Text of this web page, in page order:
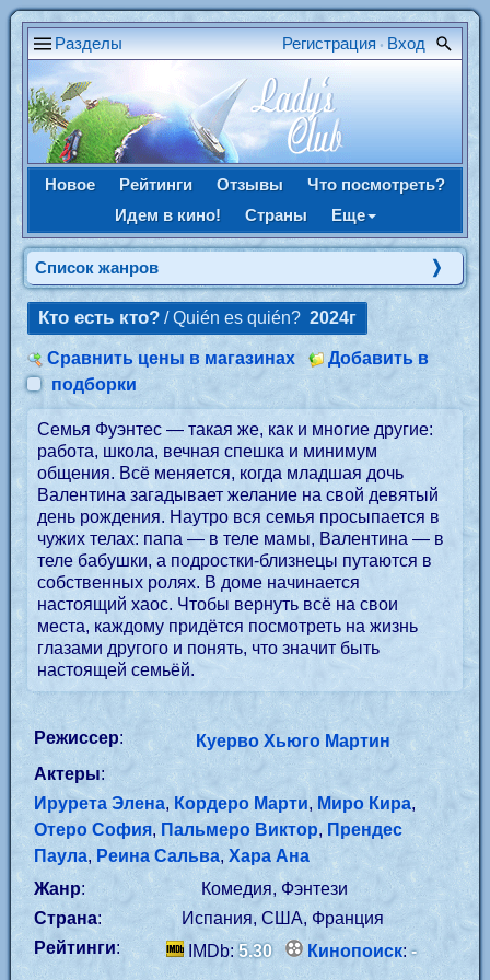
Разделы Регистрация • Вход
Новое Рейтинги Отзывы
Что посмотреть?
Идем в кино!
Страны Еще
Список жанров
Кто есть кто? / Quién es quién? 2024г
Сравнить цены в магазинах
Добавить в
подборки
Семья Фуэнтес — такая же, как и многие другие:
работа, школа, вечная спешка и минимум
общения. Всё меняется, когда младшая дочь
Валентина загадывает желание на свой девятый
день рождения. Наутро вся семья просыпается в
чужих телах: папа — в теле мамы, Валентина — в
теле бабушки, а подростки-близнецы путаются в
собственных ролях. В доме начинается
настоящий хаос. Чтобы вернуть всё на свои
места, каждому придётся посмотреть на жизнь
глазами другого и понять, что значит быть
настоящей семьёй.
Режиссер:
Куерво Хьюго Мартин
Актеры:
Ирурета Элена, Кордеро Марти, Миро Кира,
Отеро София, Пальмеро Виктор, Прендес
Паула, Реина Сальва,Хара Ана
Жанр:
Комедия, Фэнтези
Страна:
Испания, США, Франция
Рейтинги: IMDb: 5.30 Кинопоиск:-